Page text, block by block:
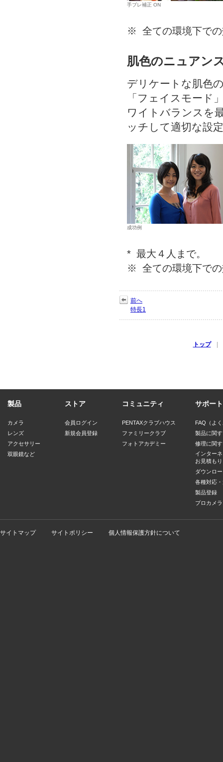
手ブレ補正 ON
※ 全ての環境下で
肌色のニュアン
デリケートな肌色
「フェイスモード
ワイトバランスを
ッチして適切な設
成功例
* 最大４人まで。
※
全ての環境下で
前へ
特長1
トップ
製品
カメラ
レンズ
アクセサリー
双眼鏡など
ストア
会員ログイン
新規会員登録
コミュニティ
PENTAXクラブハウス
ファミリークラブ
フォトアカデミー
サポート
FAQ（よ
製品に関
修理に関
インター
お見積もり
ダウンロ
各種対応
製品登録
プロカメ
サイトマップ サイトポリシー 個人情報保護方針について